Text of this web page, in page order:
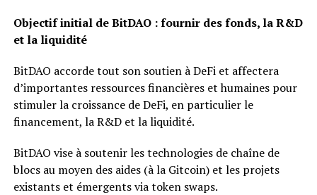
Objectif initial de BitDAO : fournir des fonds, la R&D
et la liquidité
BitDAO accorde tout son soutien à DeFi et affectera
d’importantes ressources financières et humaines pour
stimuler la croissance de DeFi, en particulier le
financement, la R&D et la liquidité.
BitDAO vise à soutenir les technologies de chaîne de
blocs au moyen des aides (à la Gitcoin) et les projets
existants et émergents via token swaps.